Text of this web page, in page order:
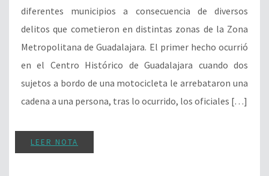
diferentes municipios a consecuencia de diversos
delitos que cometieron en distintas zonas de la Zona
Metropolitana de Guadalajara. El primer hecho ocurrió
en el Centro Histórico de Guadalajara cuando dos
sujetos a bordo de una motocicleta le arrebataron una
cadena a una persona, tras lo ocurrido, los oficiales […]
LEER NOTA